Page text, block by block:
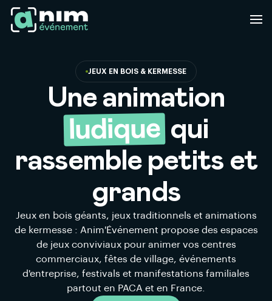
JEUX EN BOIS & KERMESSE
Une animation
ludiquequi
rassemble petits et
grands
Jeux en bois géants, jeux traditionnels et animations
de kermesse : Anim'Événement propose des espaces
de jeux conviviaux pour animer vos centres
commerciaux, fêtes de village, événements
d'entreprise, festivals et manifestations familiales
partout en PACA et en France.